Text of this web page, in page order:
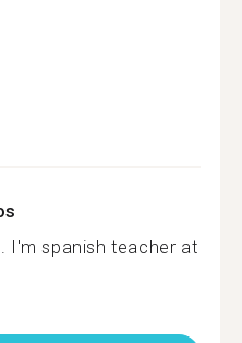
I'm spanish teacher at